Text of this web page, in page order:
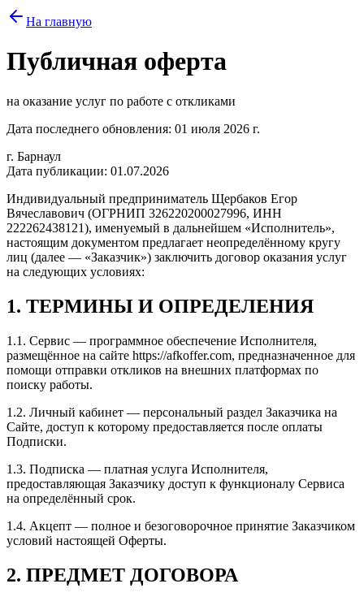
На главную
Публичная оферта
на оказание услуг по работе с откликами
Дата последнего обновления: 01 июля 2026 г.
г. Барнаул
Дата публикации: 01.07.2026
Индивидуальный предприниматель Щербаков Егор
Вячеславович (ОГРНИП 326220200027996, ИНН
222262438121), именуемый в дальнейшем «Исполнитель»,
настоящим документом предлагает неопределённому кругу
лиц (далее — «Заказчик») заключить договор оказания услуг
на следующих условиях:
1. ТЕРМИНЫ И ОПРЕДЕЛЕНИЯ
1.1. Сервис — программное обеспечение Исполнителя,
размещённое на сайте https://afkoffer.com, предназначенное для
помощи отправки откликов на внешних платформах по
поиску работы.
1.2. Личный кабинет — персональный раздел Заказчика на
Сайте, доступ к которому предоставляется после оплаты
Подписки.
1.3. Подписка — платная услуга Исполнителя,
предоставляющая Заказчику доступ к функционалу Сервиса
на определённый срок.
1.4. Акцепт — полное и безоговорочное принятие Заказчиком
условий настоящей Оферты.
2. ПРЕДМЕТ ДОГОВОРА